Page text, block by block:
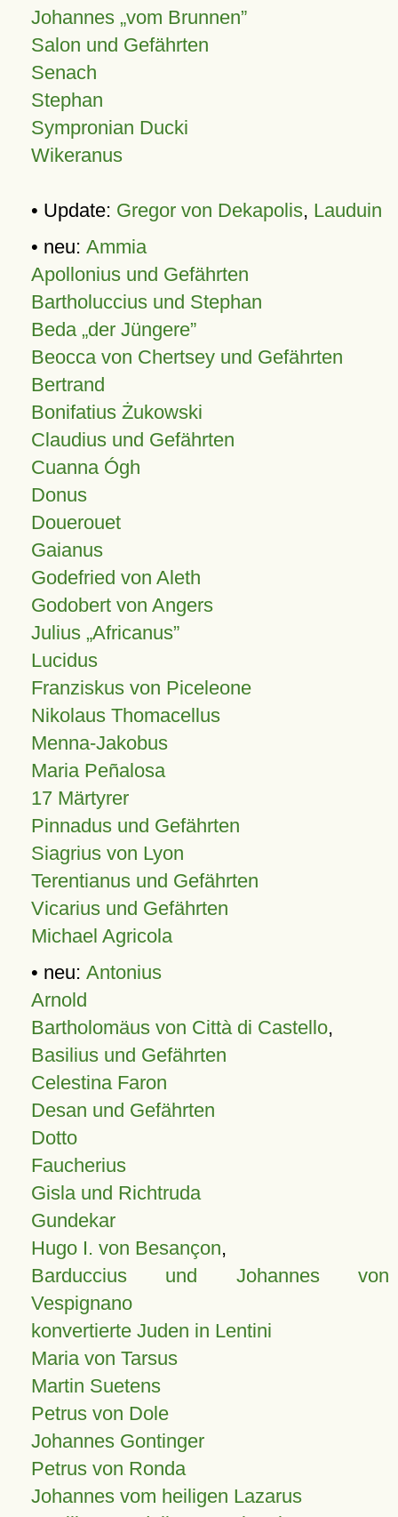
Johannes vom Brunnen
Salon und Gefährten
Senach
Stephan
Sympronian Ducki
Wikeranus
• Update: Gregor von Dekapolis, Lauduin
• neu: Ammia
Apollonius und Gefährten
Bartholuccius und Stephan
Beda „der Jüngere”
Beocca von Chertsey und Gefährten
Bertrand
Bonifatius Żukowski
Claudius und Gefährten
Cuanna Ógh
Donus
Douerouet
Gaianus
Godefried von Aleth
Godobert von Angers
Julius Africanus
Lucidus
Franziskus von Piceleone
Nikolaus Thomacellus
Menna-Jakobus
Maria Peñalosa
17 Märtyrer
Pinnadus und Gefährten
Siagrius von Lyon
Terentianus und Gefährten
Vicarius und Gefährten
Michael Agricola
• neu: Antonius
Arnold
Bartholomäus von Città di Castello,
Basilius und Gefährten
Celestina Faron
Desan und Gefährten
Dotto
Faucherius
Gisla und Richtruda
Gundekar
Hugo I. von Besançon,
Barduccius und Johannes von
Vespignano
konvertierte Juden in Lentini
Maria von Tarsus
Martin Suetens
Petrus von Dole
Johannes Gontinger
Petrus von Ronda
Johannes vom heiligen Lazarus